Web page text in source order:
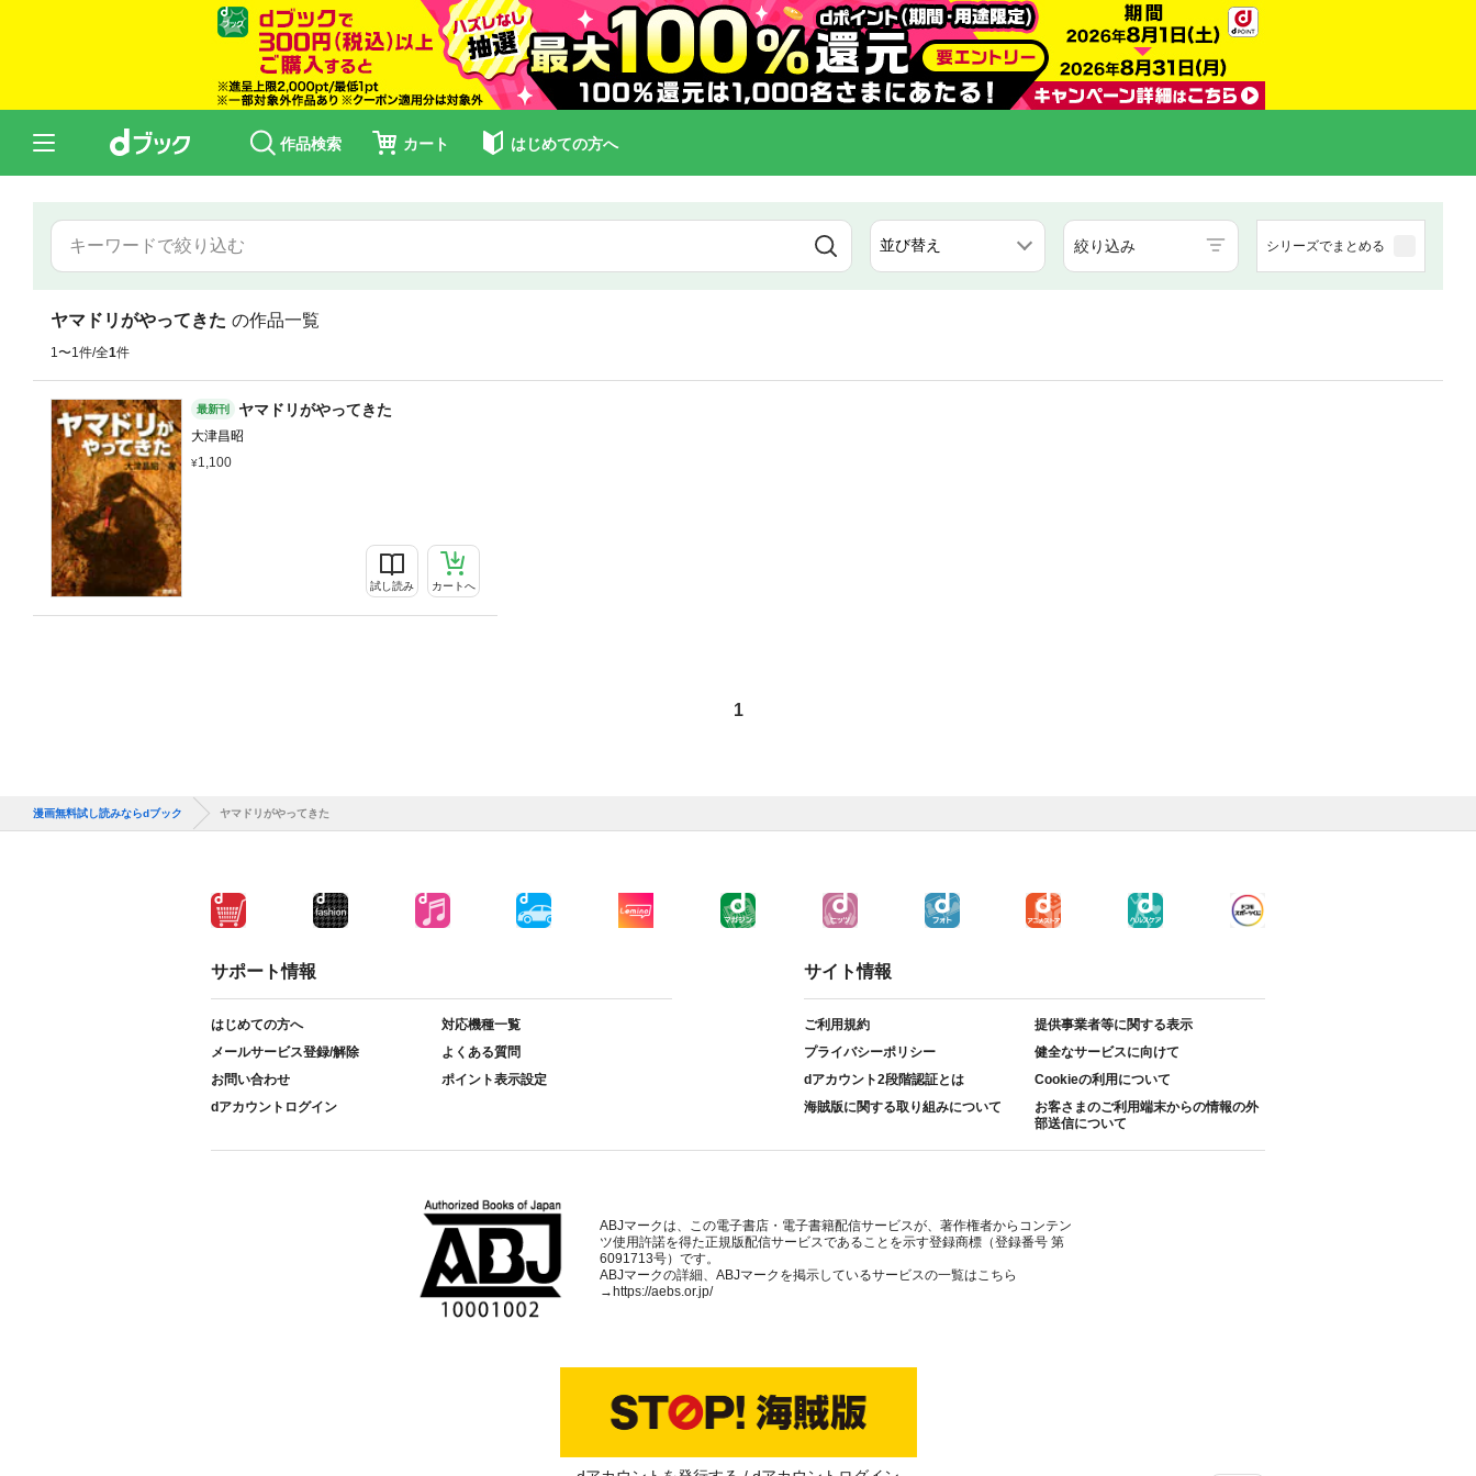
作品検索 カート はじめての方へ
絞り込み シリーズでまとめる
ヤマドリがやってきた の作品一覧
1〜1件/全1件
最新刊 ヤマドリがやってきた
大津昌昭
1,100
試し読み カートへ
1
漫画無料試し読みならdブック ヤマドリがやってきた
サポート情報
はじめての方へ
対応機種一覧
メールサービス登録/解除
よくある質問
お問い合わせ
ポイント表示設定
dアカウントログイン
サイト情報
ご利用規約
提供事業者等に関する表示
プライバシーポリシー
健全なサービスに向けて
dアカウント2段階認証とは
Cookieの利用について
海賊版に関する取り組みについて
お客さまのご利用端末からの情報の外
部送信について
ABJマークは、この電子書店・電子書籍配信サービスが、著作権者からコンテン
ツ使用許諾を得た正規版配信サービスであることを示す登録商標（登録番号 第
6091713号）です。
ABJマークの詳細、ABJマークを掲示しているサービスの一覧はこちら
→ https://aebs.or.jp/